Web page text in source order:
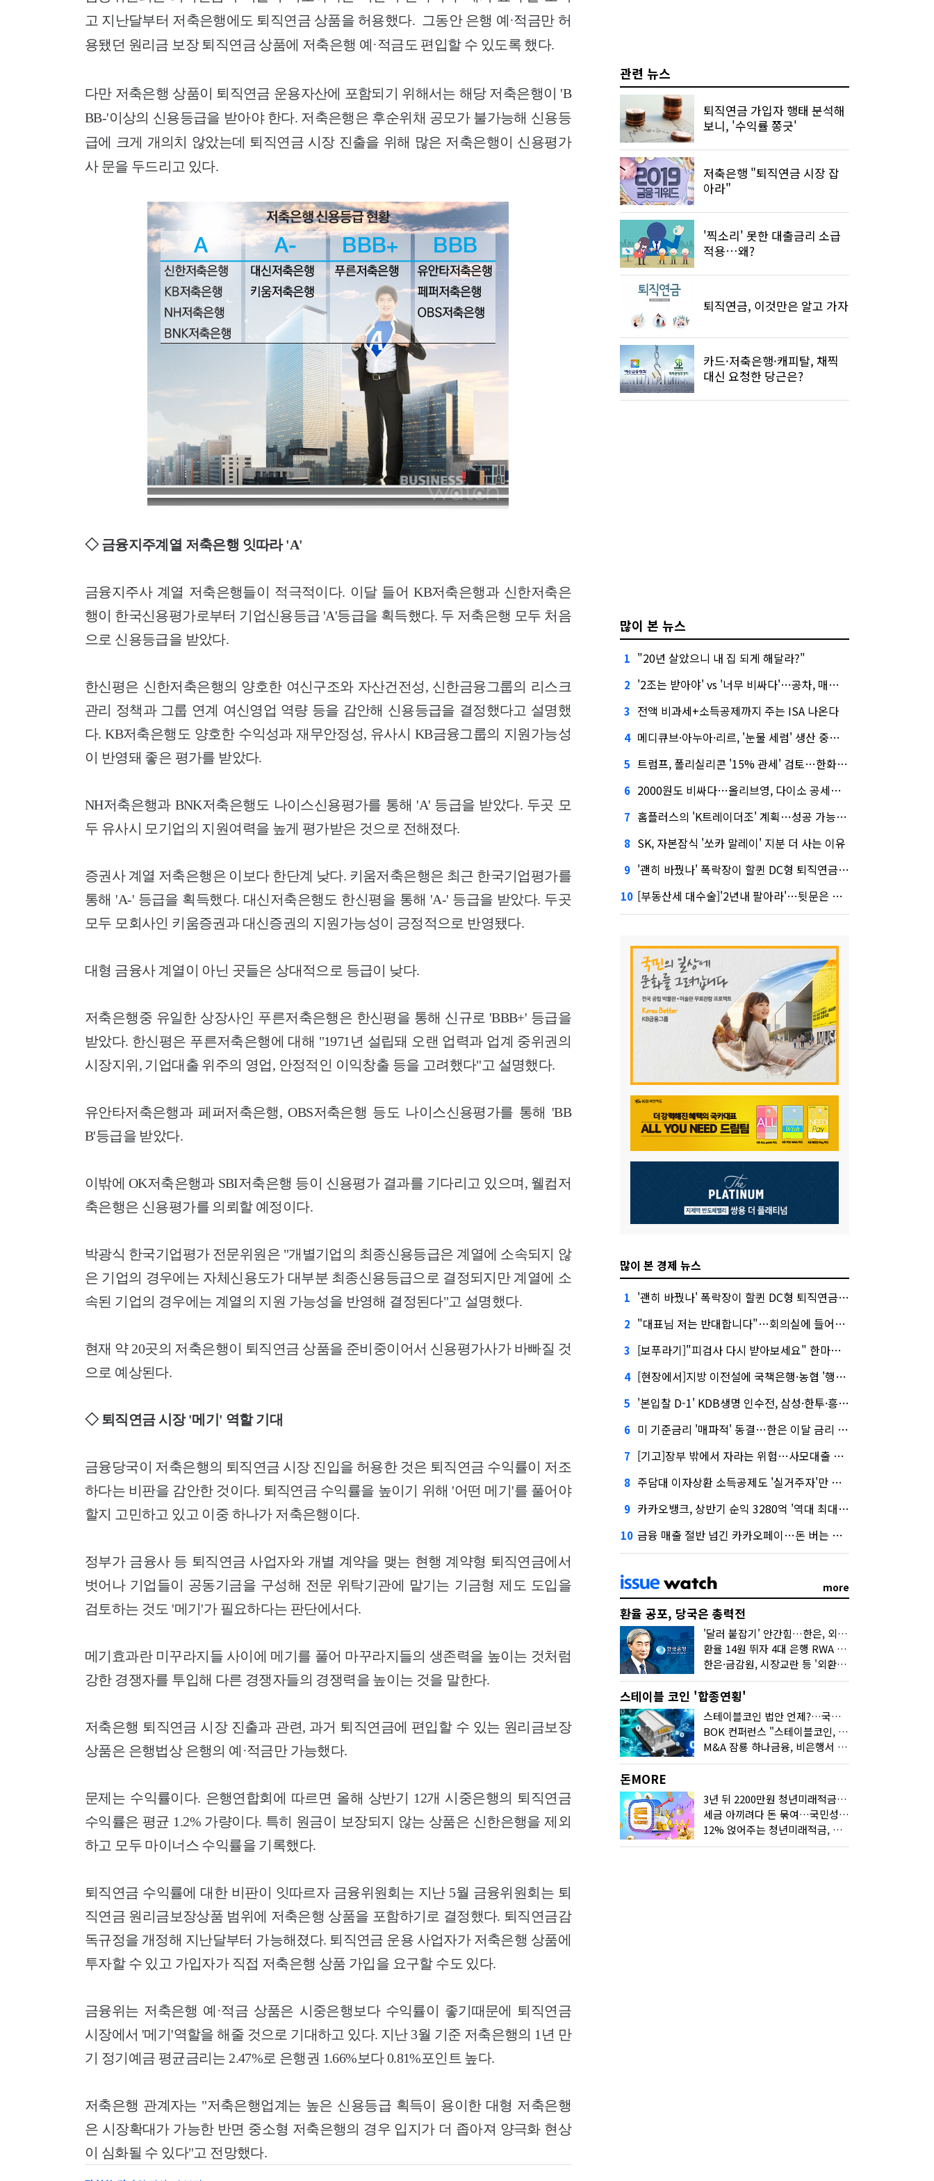
고 지난달부터 저축은행에도 퇴직연금 상품을 허용했다. 그동안 은행 예·적금만 허
용됐던 원리금 보장 퇴직연금 상품에 저축은행 예·적금도 편입할 수 있도록 했다.
다만 저축은행 상품이 퇴직연금 운용자산에 포함되기 위해서는 해당 저축은행이 'B
BB-'이상의 신용등급을 받아야 한다. 저축은행은 후순위채 공모가 불가능해 신용등
급에 크게 개의치 않았는데 퇴직연금 시장 진출을 위해 많은 저축은행이 신용평가
사 문을 두드리고 있다.
◇ 금융지주계열 저축은행 잇따라 'A'
금융지주사 계열 저축은행들이 적극적이다. 이달 들어 KB저축은행과 신한저축은
행이 한국신용평가로부터 기업신용등급 'A'등급을 획득했다. 두 저축은행 모두 처음
으로 신용등급을 받았다.
한신평은 신한저축은행의 양호한 여신구조와 자산건전성, 신한금융그룹의 리스크
관리 정책과 그룹 연계 여신영업 역량 등을 감안해 신용등급을 결정했다고 설명했
다. KB저축은행도 양호한 수익성과 재무안정성, 유사시 KB금융그룹의 지원가능성
이 반영돼 좋은 평가를 받았다.
NH저축은행과 BNK저축은행도 나이스신용평가를 통해 'A' 등급을 받았다. 두곳 모
두 유사시 모기업의 지원여력을 높게 평가받은 것으로 전해졌다.
증권사 계열 저축은행은 이보다 한단계 낮다. 키움저축은행은 최근 한국기업평가를
통해 'A-' 등급을 획득했다. 대신저축은행도 한신평을 통해 'A-' 등급을 받았다. 두곳
모두 모회사인 키움증권과 대신증권의 지원가능성이 긍정적으로 반영됐다.
대형 금융사 계열이 아닌 곳들은 상대적으로 등급이 낮다.
저축은행중 유일한 상장사인 푸른저축은행은 한신평을 통해 신규로 'BBB+' 등급을
받았다. 한신평은 푸른저축은행에 대해 "1971년 설립돼 오랜 업력과 업계 중위권의
시장지위, 기업대출 위주의 영업, 안정적인 이익창출 등을 고려했다"고 설명했다.
유안타저축은행과 페퍼저축은행, OBS저축은행 등도 나이스신용평가를 통해 'BB
B'등급을 받았다.
이밖에 OK저축은행과 SBI저축은행 등이 신용평가 결과를 기다리고 있으며, 웰컴저
축은행은 신용평가를 의뢰할 예정이다.
박광식 한국기업평가 전문위원은 "개별기업의 최종신용등급은 계열에 소속되지 않
은 기업의 경우에는 자체신용도가 대부분 최종신용등급으로 결정되지만 계열에 소
속된 기업의 경우에는 계열의 지원 가능성을 반영해 결정된다"고 설명했다.
현재 약 20곳의 저축은행이 퇴직연금 상품을 준비중이어서 신용평가사가 바빠질 것
으로 예상된다.
◇ 퇴직연금 시장 '메기' 역할 기대
금융당국이 저축은행의 퇴직연금 시장 진입을 허용한 것은 퇴직연금 수익률이 저조
하다는 비판을 감안한 것이다. 퇴직연금 수익률을 높이기 위해 '어떤 메기'를 풀어야
할지 고민하고 있고 이중 하나가 저축은행이다.
정부가 금융사 등 퇴직연금 사업자와 개별 계약을 맺는 현행 계약형 퇴직연금에서
벗어나 기업들이 공동기금을 구성해 전문 위탁기관에 맡기는 기금형 제도 도입을
검토하는 것도 '메기'가 필요하다는 판단에서다.
메기효과란 미꾸라지들 사이에 메기를 풀어 마꾸라지들의 생존력을 높이는 것처럼
강한 경쟁자를 투입해 다른 경쟁자들의 경쟁력을 높이는 것을 말한다.
저축은행 퇴직연금 시장 진출과 관련, 과거 퇴직연금에 편입할 수 있는 원리금보장
상품은 은행법상 은행의 예·적금만 가능했다.
문제는 수익률이다. 은행연합회에 따르면 올해 상반기 12개 시중은행의 퇴직연금
수익률은 평균 1.2% 가량이다. 특히 원금이 보장되지 않는 상품은 신한은행을 제외
하고 모두 마이너스 수익률을 기록했다.
퇴직연금 수익률에 대한 비판이 잇따르자 금융위원회는 지난 5월 금융위원회는 퇴
직연금 원리금보장상품 범위에 저축은행 상품을 포함하기로 결정했다. 퇴직연금감
독규정을 개정해 지난달부터 가능해졌다. 퇴직연금 운용 사업자가 저축은행 상품에
투자할 수 있고 가입자가 직접 저축은행 상품 가입을 요구할 수도 있다.
금융위는 저축은행 예·적금 상품은 시중은행보다 수익률이 좋기때문에 퇴직연금
시장에서 '메기'역할을 해줄 것으로 기대하고 있다. 지난 3월 기준 저축은행의 1년 만
기 정기예금 평균금리는 2.47%로 은행권 1.66%보다 0.81%포인트 높다.
저축은행 관계자는 "저축은행업계는 높은 신용등급 획득이 용이한 대형 저축은행
은 시장확대가 가능한 반면 중소형 저축은행의 경우 입지가 더 좁아져 양극화 현상
이 심화될 수 있다"고 전망했다.
관련 뉴스
퇴직연금 가입자 행태 분석해
보니, '수익률 쫑긋'
저축은행 "퇴직연금 시장 잡
아라"
'찍소리' 못한 대출금리 소급
적용…왜?
퇴직연금, 이것만은 알고 가자
카드·저축은행·캐피탈, 채찍
대신 요청한 당근은?
많이 본 뉴스
1 "20년 살았으니 내 집 되게 해달라?"
2 '2조는 받아야' vs '너무 비싸다'…공차, 매각 성공할까
3 전액 비과세+소득공제까지 주는 ISA 나온다
4 메디큐브·아누아·리르, '눈물 세럼' 생산 중단한다
5 트럼프, 폴리실리콘 '15% 관세' 검토…한화큐셀·OCI 영향은?
6 2000원도 비싸다…올리브영, 다이소 공세에 '가성비'로 맞불
7 홈플러스의 'K트레이더조' 계획…성공 가능성은 '글쎄'
8 SK, 자본잠식 '쏘카 말레이' 지분 더 사는 이유
9 '괜히 바꿨나' 폭락장이 할퀸 DC형 퇴직연금…전문가 조언은
10 [부동산세 대수술]'2년내 팔아라'…뒷문은 열었다
많이 본 경제 뉴스
1 '괜히 바꿨나' 폭락장이 할퀸 DC형 퇴직연금…전문가 조언은
2 "대표님 저는 반대합니다"…회의실에 들어온 신한금융 AI
3 [보푸라기]"피검사 다시 받아보세요" 한마디에 보험금 못 받을 뻔?
4 [현장에서]지방 이전설에 국책은행·농협 '행동파'…금감원 '신중모드'
5 '본입찰 D-1' KDB생명 인수전, 삼성·한투·흥국 셈법은?
6 미 기준금리 '매파적' 동결…한은 이달 금리 향방은?
7 [기고]장부 밖에서 자라는 위험…사모대출 시장과 AI
8 주담대 이자상환 소득공제도 '실거주자'만 가능
9 카카오뱅크, 상반기 순익 3280억 '역대 최대'…"캐피탈, 자산 1조원 이상"
10 금융 매출 절반 넘긴 카카오페이…돈 버는 구조 달라졌다
more
환율 공포, 당국은 총력전
'달러 붙잡기' 안간힘…한은, 외화 초과지준에 이자 6개월 더
환율 14원 뛰자 4대 은행 RWA 6조 '눈덩이'…2배 뛴 2분기는?
한은·금감원, 시장교란 등 '외환공동검사'…환율 급등 전방위 대응
스테이블 코인 '합종연횡'
스테이블코인 법안 언제?…국회에 쏠린 시선
BOK 컨퍼런스 "스테이블코인, 결제 넘어 보험 대출 등 금융 연결 도구"
M&A 잠룡 하나금융, 비은행서 '두나무'로 눈돌린 이유는
돈MORE
3년 뒤 2200만원 청년미래적금, 최고 금리 받으려면?
세금 아끼려다 돈 묶여…국민성장펀드 누가 가입하면 좋을까
12% 얹어주는 청년미래적금, 갈아타기 거절 될수 있어요